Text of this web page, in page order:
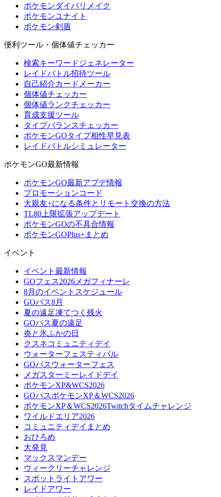
ポケモンダイパリメイク
ポケモンユナイト
ポケモン剣盾
便利ツール・個体値チェッカー
検索キーワードジェネレーター
レイドバトル招待ツール
自己紹介カードメーカー
個体値チェッカー
個体値ランクチェッカー
育成支援ツール
タイプバランスチェッカー
ポケモンGOタイプ相性早見表
レイドバトルシミュレーター
ポケモンGO最新情報
ポケモンGO最新アプデ情報
プロモーションコード
大親友+になる条件とリモート交換の方法
TL80上限拡張アップデート
ポケモンGOの不具合情報
ポケモンGOPlus+まとめ
イベント
イベント最新情報
GOフェス2026メガフィナーレ
8月のイベントスケジュール
GOパス8月
夏の遠足凍てつく残火
GOパス夏の遠足
炎と氷ふかの日
クスネコミュニティデイ
ウォーターフェスティバル
GOパスウォーターフェス
メガスターミーレイドデイ
ポケモンXP&WCS2026
GOパスポケモンXP＆WCS2026
ポケモンXP＆WCS2026Twitchタイムチャレンジ
ワイルドエリア2026
コミュニティデイまとめ
おひろめ
大発見
マックスマンデー
ウィークリーチャレンジ
スポットライトアワー
レイドアワー